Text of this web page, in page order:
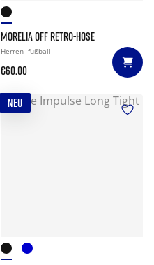
MORELIA OFF RETRO-HOSE
Herren fußball
€60.00
NEU